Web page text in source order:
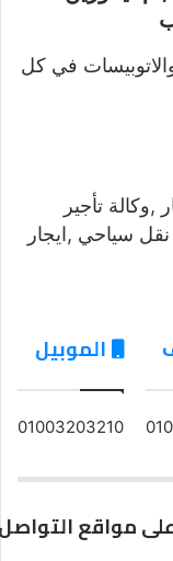
في كل
تأجير
سياحي ,ايجار
الموبيل
01003203210
مواقع